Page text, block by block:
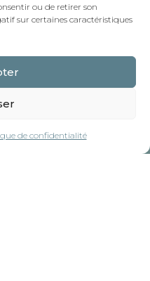
ou de retirer son
sur certaines caractéristiques
de confidentialité